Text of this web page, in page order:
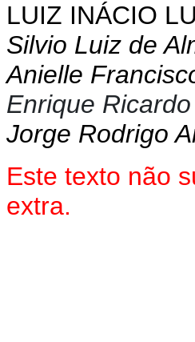
LUIZ INÁCIO
Silvio Luiz de
Anielle
Enrique
Jorge Rodrigo
Este texto não
extra.